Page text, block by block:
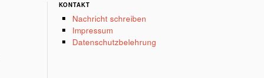
KONTAKT
Nachricht schreiben
Impressum
Datenschutzbelehrung